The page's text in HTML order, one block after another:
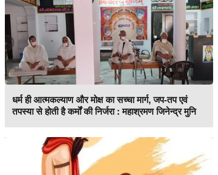
धर्म ही आत्मकल्याण और मोक्ष का सच्चा मार्ग, जप-तप एवं
तपस्या से होती है कर्मों की निर्जरा : महाश्रमण जिनेन्द्र मुनि